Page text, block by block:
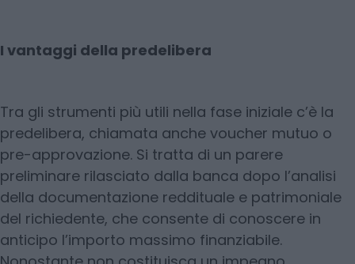
I vantaggi della predelibera
Tra gli strumenti più utili nella fase iniziale c’è la
predelibera, chiamata anche voucher mutuo o
pre-approvazione. Si tratta di un parere
preliminare rilasciato dalla banca dopo l’analisi
della documentazione reddituale e patrimoniale
del richiedente, che consente di conoscere in
anticipo l’importo massimo finanziabile.